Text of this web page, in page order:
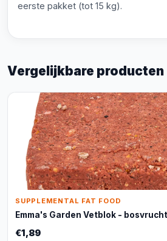
eerste pakket (tot 15 kg).
Vergelijkbare producten
SUPPLEMENTAL FAT FOOD
Emma's Garden Vetblok -
€1,89